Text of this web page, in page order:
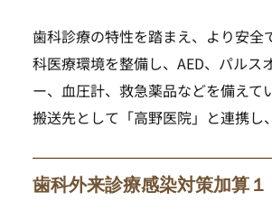
歯科診療の特性を踏まえ、より安全
科医療環境を整備し、AED、パルス
ー、血圧計、救急薬品などを備えて
搬送先として「高野医院」 と連携し
歯科外来診療感染対策加算１